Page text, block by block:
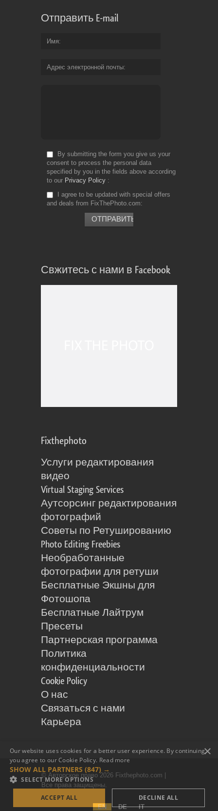
Отправить E-mail
Имя
Адрес электронной почты
By submitting the form you give us your
consent to process the personal data
specified by you in the fields above according
to our Privacy Policy
I agree to be updated with special offers
and deals from FixThePhoto.com
Свжитесь с нами в Facebook
Fixthephoto
Услуги редактирования
видео
Virtual Staging Services
Аутсорсинг редактирования
фотографий
Советы по Ретушированию
Photo Editing Freebies
Необработанные
фотографии для ретуши
Бесплатные Экшны для
Фотошопа
Бесплатные Лайтрум
Пресеты
Партнерская программа
Политика
конфиденциальности
Cookie Policy
О нас
Связаться с нами
Карьера
© Авторское право 2026 Fixthephoto.com |
Все права защищены.
EN DE IT
×
Our website uses cookies for a better user experience. By continuing,
you agree to our Cookie Policy. Read more
SHOW ALL PARTNERS (847) →
SELECT MORE OPTIONS
ACCEPT ALL DECLINE ALL